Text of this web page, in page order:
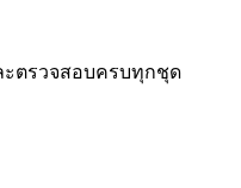
ะตรวจสอบครบทุกชุด